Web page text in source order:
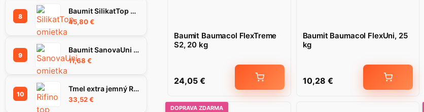
8
Baumit SilikatTop omietka 1,5K, 25 kg
45,80€
9
Baumit SanovaUni omietka, 25 kg
11,68 €
10
Tmel extra jemný RIFINO TOP, 25 kg
33,52€
Baumit Baumacol FlexTreme
S2, 20 kg
24,05 €
Baumit Baumacol FlexUni, 25
kg
10,28 €
DOPRAVA ZDARMA